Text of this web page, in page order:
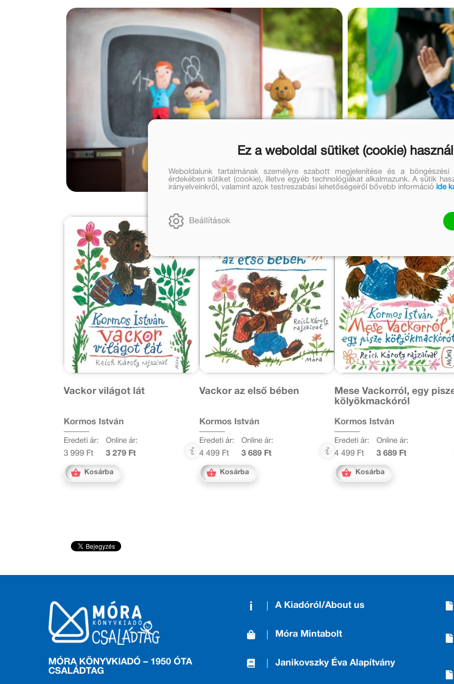
Vackor világot lát
Kormos István
Eredeti ár:
3 999 Ft
Online ár:
3 279 Ft
Kosárba
Vackor az első bében
Kormos István
Eredeti ár:
4 499 Ft
Online ár:
3 689 Ft
Kosárba
Mese Vackorról, egy
kölyökmackóról
Kormos István
Eredeti ár:
4 499 Ft
Online ár:
3 689 Ft
Kosárba
MÓRA KÖNYVKIADÓ – 1950 ÓTA
CSALÁDTAG
A Kiadóról/About us
Móra Mintabolt
Janikovszky Éva Alapítvány
Ez a weboldal sütiket (cookie) használ
Weboldalunk tartalmának személyre szabott megjelenítése és a böngészési
érdekében sütiket (cookie), illetve egyéb technológiákat alkalmazunk. A sütik
irányelveinkről, valamint azok testreszabási lehetőségeiről bővebb információ ide
Beállítások